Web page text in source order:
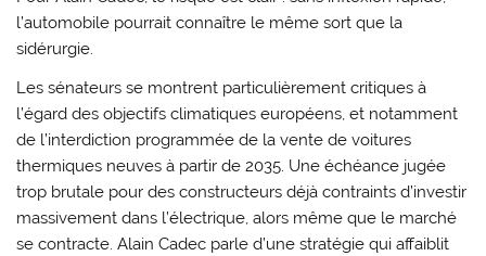
l’automobile pourrait connaître le même sort que la
sidérurgie.
Les sénateurs se montrent particulièrement critiques à
l’égard des objectifs climatiques européens, et notamment
de l’interdiction programmée de la vente de voitures
thermiques neuves à partir de 2035. Une échéance jugée
trop brutale pour des constructeurs déjà contraints d’investir
massivement dans l’électrique, alors même que le marché
se contracte. Alain Cadec parle d’une stratégie qui affaiblit